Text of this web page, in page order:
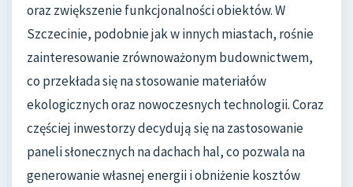
oraz zwiększenie funkcjonalności obiektów. W
Szczecinie, podobnie jak w innych miastach, rośnie
zainteresowanie zrównoważonym budownictwem,
co przekłada się na stosowanie materiałów
ekologicznych oraz nowoczesnych technologii. Coraz
częściej inwestorzy decydują się na zastosowanie
paneli słonecznych na dachach hal, co pozwala na
generowanie własnej energii i obniżenie kosztów